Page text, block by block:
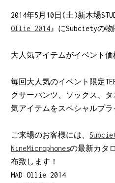
2014年5月10日(土)新木場
Ollie 2014 』にSubcietyの物
大人気アイテムがイベント価
毎回大人気のイベント限定
クサーパンツ、ソックス、
気アイテムをスペシャルプラ
ご来場のお客様には、
NineMicrophonesの最新カタ
布致します！
MAD Ollie 2014